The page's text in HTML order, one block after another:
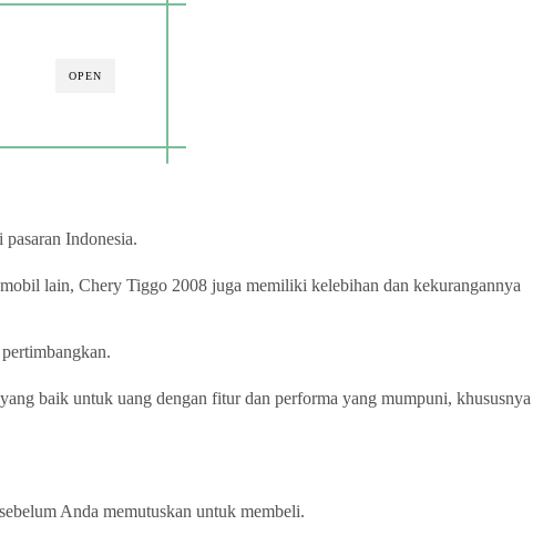
OPEN
Indonesia.
lain, Chery Tiggo 2008 juga memiliki kelebihan dan kekurangannya
baik untuk uang dengan fitur dan performa yang mumpuni, khususnya
Anda memutuskan untuk membeli.